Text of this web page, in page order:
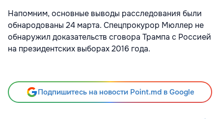
Напомним, основные выводы расследования были
обнародованы 24 марта. Спецпрокурор Мюллер не
обнаружил доказательств сговора Трампа с Россией
на президентских выборах 2016 года.
Подпишитесь на новости Point.md в Google